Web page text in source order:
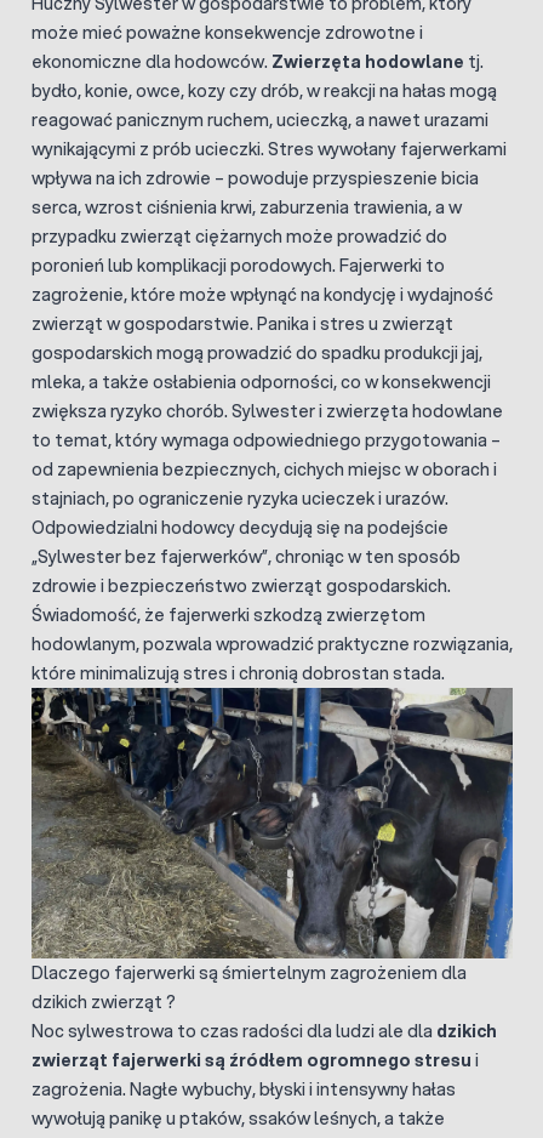
może mieć poważne konsekwencje zdrowotne i
ekonomiczne dla hodowców. Zwierzęta hodowlane tj.
bydło, konie, owce, kozy czy drób, w reakcji na hałas mogą
reagować panicznym ruchem, ucieczką, a nawet urazami
wynikającymi z prób ucieczki. Stres wywołany fajerwerkami
wpływa na ich zdrowie – powoduje przyspieszenie bicia
serca, wzrost ciśnienia krwi, zaburzenia trawienia, a w
przypadku zwierząt ciężarnych może prowadzić do
poronień lub komplikacji porodowych. Fajerwerki to
zagrożenie, które może wpłynąć na kondycję i wydajność
zwierząt w gospodarstwie. Panika i stres u zwierząt
gospodarskich mogą prowadzić do spadku produkcji jaj,
mleka, a także osłabienia odporności, co w konsekwencji
zwiększa ryzyko chorób. Sylwester i zwierzęta hodowlane
to temat, który wymaga odpowiedniego przygotowania –
od zapewnienia bezpiecznych, cichych miejsc w oborach i
stajniach, po ograniczenie ryzyka ucieczek i urazów.
Odpowiedzialni hodowcy decydują się na podejście
„Sylwester bez fajerwerków”, chroniąc w ten sposób
zdrowie i bezpieczeństwo zwierząt gospodarskich.
Świadomość, że fajerwerki szkodzą zwierzętom
hodowlanym, pozwala wprowadzić praktyczne rozwiązania,
które minimalizują stres i chronią dobrostan stada.
Dlaczego fajerwerki są śmiertelnym zagrożeniem dla
dzikich zwierząt ?
Noc sylwestrowa to czas radości dla ludzi ale dla dzikich
zwierząt fajerwerki są źródłem ogromnego stresu i
zagrożenia. Nagłe wybuchy, błyski i intensywny hałas
wywołują panikę u ptaków, ssaków leśnych, a także